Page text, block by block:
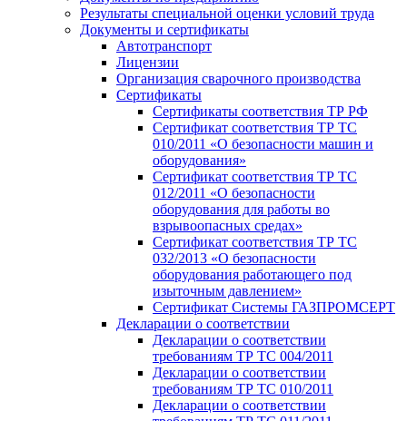
Результаты специальной оценки условий труда
Документы и сертификаты
Автотранспорт
Лицензии
Организация сварочного производства
Cертификаты
Сертификаты соответствия ТР РФ
Сертификат соответствия ТР ТС
010/2011 «О безопасности машин и
оборудования»
Сертификат соответствия ТР ТС
012/2011 «О безопасности
оборудования для работы во
взрывоопасных средах»
Сертификат соответствия ТР ТС
032/2013 «О безопасности
оборудования работающего под
изыточным давлением»
Сертификат Системы ГАЗПРОМСЕРТ
Декларации о соответствии
Декларации о соответствии
требованиям ТР ТС 004/2011
Декларации о соответствии
требованиям ТР ТС 010/2011
Декларации о соответствии